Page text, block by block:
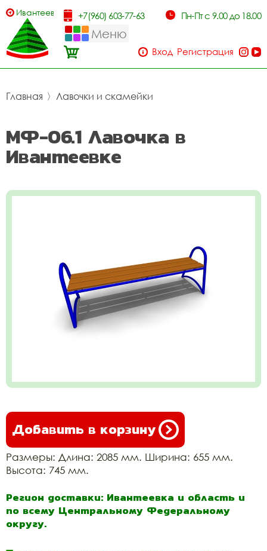
Ивантеевка +7(960) 603-77-63 Пн-Пт с 9.00 до 18.00
Меню
Вход Регистрация
Главная 〉 Лавочки и скамейки
МФ-06.1 Лавочка в
Ивантеевке
Добавить в корзину
Размеры: Длина: 2085 мм. Ширина: 655 мм.
Высота: 745 мм.
Регион доставки: Ивантеевка и область и
по всему Центральному Федеральному
округу.